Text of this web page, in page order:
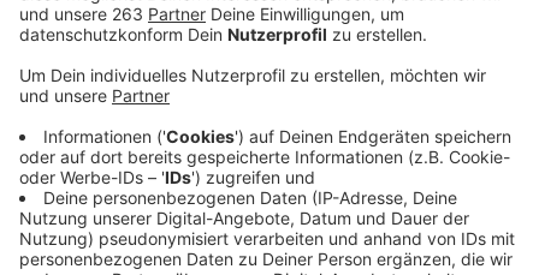
Schüler ab der 5. Klasse sollen auch im Unterricht
empfiehlt die Kreisverwaltung. Landrat Andreas Müller
betont, dass es sich dabei um keine verpflichtende
Verordnung handelt. Man könne jedoch feststellen,
dass sich mittlerweile häufiger junge Menschen mit
dem Coronavirus infizieren. In den letzten Wochen